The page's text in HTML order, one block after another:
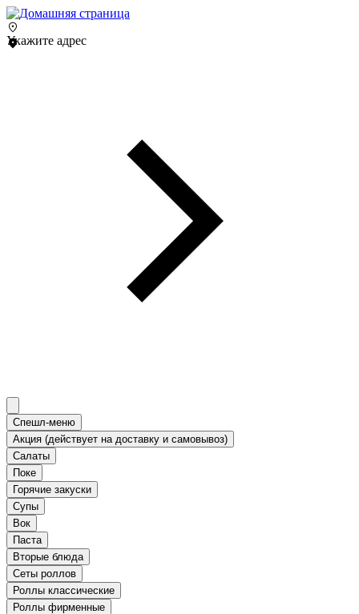
Укажите адрес
Спешл-меню
Акция (действует на доставку и самовывоз)
Салаты
Поке
Горячие закуски
Супы
Вок
Паста
Вторые блюда
Сеты роллов
Роллы классические
Роллы фирменные